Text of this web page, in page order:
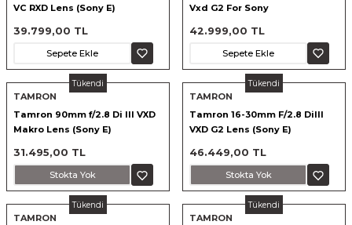
VC RXD Lens (Sony E)
39.799,00 TL
Sepete Ekle
Vxd G2 For Sony
42.999,00 TL
Sepete Ekle
Tükendi
TAMRON
Tamron 90mm f/2.8 Di III VXD
Makro Lens (Sony E)
31.495,00 TL
Stokta Yok
Tükendi
TAMRON
Tamron 16-30mm F/2.8 DiIII
VXD G2 Lens (Sony E)
46.449,00 TL
Stokta Yok
Tükendi
TAMRON
Tükendi
TAMRON